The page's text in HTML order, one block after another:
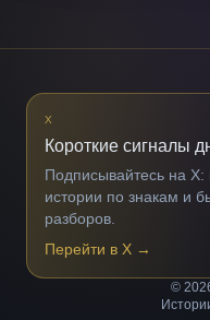
X
Короткие сигналы
Подписывайтесь на X:
истории по знакам и
разборов.
Перейти в X →
©